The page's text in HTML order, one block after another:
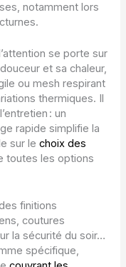
notamment lors
se porte sur
et sa chaleur,
ou mesh respirant
thermiques. Il
: un
rapide simplifie la
sur lechoix des
toutes les options
finitions
coutures
la sécurité du soir…
spécifique,